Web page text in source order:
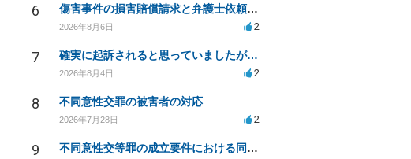
6 傷害事件の損害賠償請求と弁護士依頼の必要性について
2026年8月6日 2
7 確実に起訴されると思っていましたが…
2026年8月4日 2
8 不同意性交罪の被害者の対応
2026年7月28日 2
9 不同意性交等罪の成立要件における同意とアルコールの影響